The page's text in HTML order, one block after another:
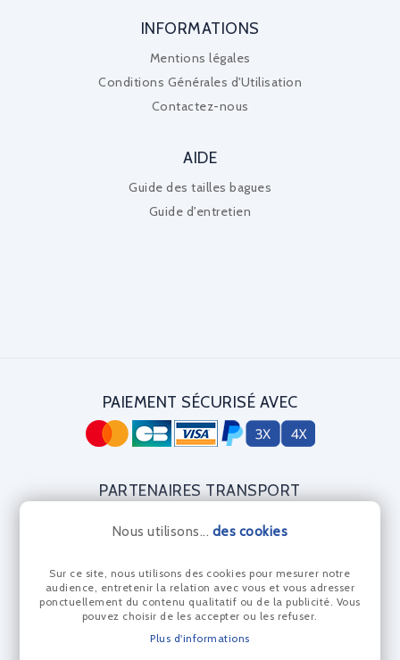
INFORMATIONS
Mentions légales
Conditions Générales d'Utilisation
Contactez-nous
AIDE
Guide des tailles bagues
Guide d'entretien
Nous utilisons... des cookies
Sur ce site, nous utilisons des cookies pour mesurer notre
audience, entretenir la relation avec vous et vous adresser
ponctuellement du contenu qualitatif ou de la publicité. Vous
pouvez choisir de les accepter ou les refuser.
Plus d'informations
PAIEMENT SÉCURISÉ AVEC
PARTENAIRES TRANSPORT
CERTIFICAT DIAMANT